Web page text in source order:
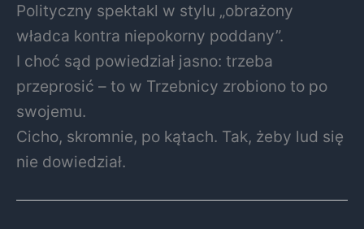
Polityczny spektakl w stylu „obrażony
władca kontra niepokorny poddany”.
I choć sąd powiedział jasno: trzeba
przeprosić – to w Trzebnicy zrobiono to po
swojemu.
Cicho, skromnie, po kątach. Tak, żeby lud się
nie dowiedział.